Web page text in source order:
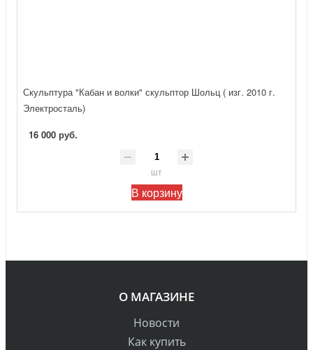
Скульптура "Кабан и волки" скульптор Шольц ( изг. 2010 г.
Электросталь)
16 000 руб.
шт
В корзину
О МАГАЗИНЕ
Новости
Как купить